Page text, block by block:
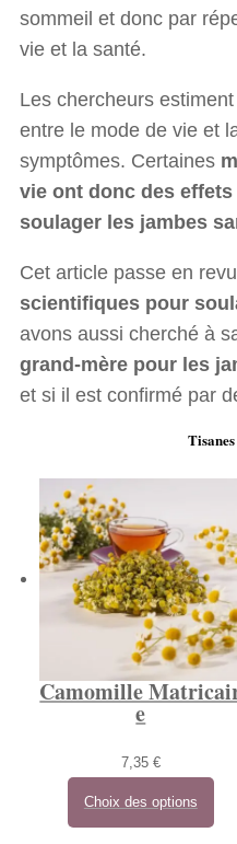
sommeil et donc par
vie et la santé.
Les chercheurs
entre le mode de vie et
symptômes. Certaines
vie ont donc des
soulager les jambes
Cet article passe en
scientifiques pour
avons aussi cherché à
grand-mère pour les
et si il est confirmé par
Camomille
e
7,35 €
Choix des options